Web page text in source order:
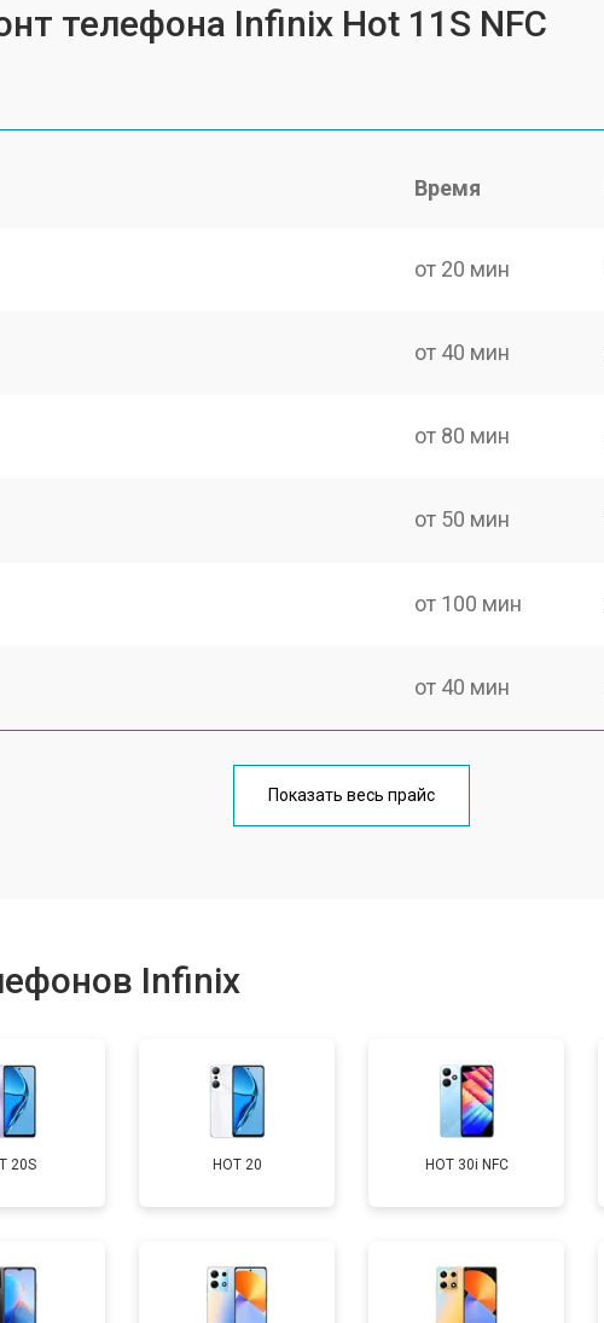
телефона Infinix Hot 11S NFC
Время
от 20 мин
от 40 мин
от 80 мин
от 50 мин
от 100 мин
от 40 мин
от 70 мин
от 60 мин
от 50 мин
Показать весь прайс
Infinix
20S HOT 20 HOT 30i NFC